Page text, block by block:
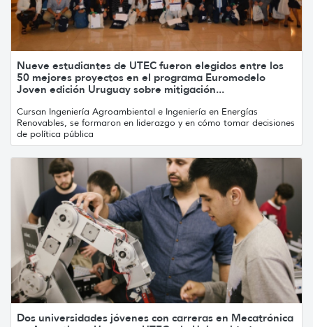
Nueve estudiantes de UTEC fueron elegidos entre los
50 mejores proyectos en el programa Euromodelo
Joven edición Uruguay sobre mitigación...
Cursan Ingeniería Agroambiental e Ingeniería en Energías
Renovables, se formaron en liderazgo y en cómo tomar decisiones
de política pública
Dos universidades jóvenes con carreras en Mecatrónica